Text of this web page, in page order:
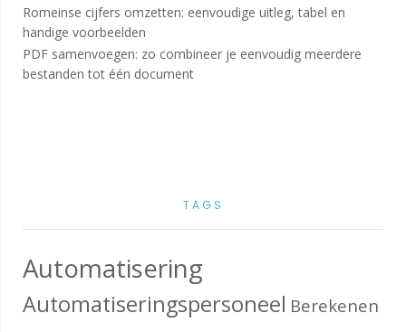
Romeinse cijfers omzetten: eenvoudige uitleg, tabel en
handige voorbeelden
PDF samenvoegen: zo combineer je eenvoudig meerdere
bestanden tot één document
TAGS
Automatisering
Automatiseringspersoneel Berekenen